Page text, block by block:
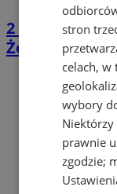
2 416 książek
Żorskiej
stron
celach,
wybory
Niektórzy
prawnie
zgodzie;